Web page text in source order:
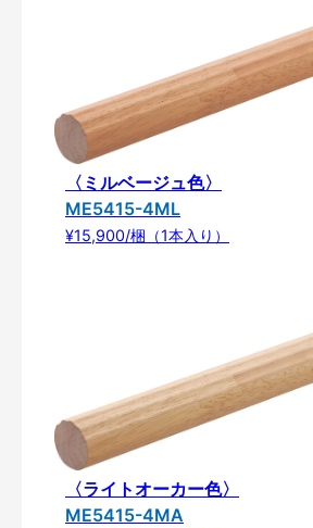
〈ミルベージュ色〉
ME5415-4ML
¥15,900/梱（1本入り）
〈ライトオーカー色〉
ME5415-4MA